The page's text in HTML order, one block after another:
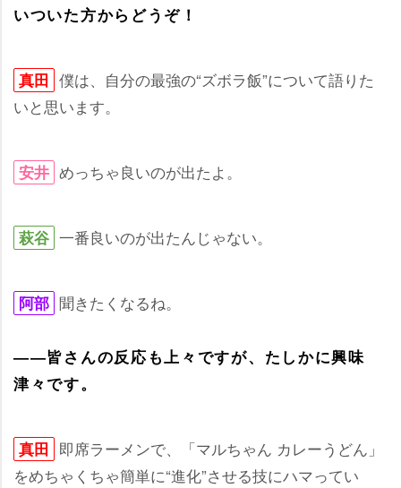
いついた方からどうぞ！
真田 僕は、自分の最強の“ズボラ飯”について語りた
いと思います。
安井 めっちゃ良いのが出たよ。
萩谷 一番良いのが出たんじゃない。
阿部 聞きたくなるね。
――皆さんの反応も上々ですが、たしかに興味
津々です。
真田 即席ラーメンで、「マルちゃん カレーうどん」
をめちゃくちゃ簡単に“進化”させる技にハマってい